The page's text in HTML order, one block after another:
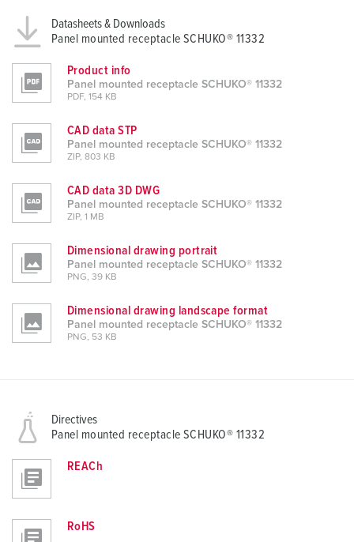
Datasheets & Downloads
Panel mounted receptacle SCHUKO® 11332
Product info
Panel mounted receptacle SCHUKO® 11332
PDF, 154 KB
CAD data STP
Panel mounted receptacle SCHUKO® 11332
ZIP, 803 KB
CAD data 3D DWG
Panel mounted receptacle SCHUKO® 11332
ZIP, 1 MB
Dimensional drawing portrait
Panel mounted receptacle SCHUKO® 11332
PNG, 39 KB
Dimensional drawing landscape format
Panel mounted receptacle SCHUKO® 11332
PNG, 53 KB
Directives
Panel mounted receptacle SCHUKO® 11332
REACh
RoHS